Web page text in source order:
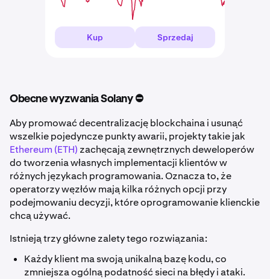
Kup Sprzedaj
Obecne wyzwania Solany ⛔️
Aby promować decentralizację blockchaina i usunąć
wszelkie pojedyncze punkty awarii, projekty takie jak
Ethereum (ETH) zachęcają zewnętrznych deweloperów
do tworzenia własnych implementacji klientów w
różnych językach programowania. Oznacza to, że
operatorzy węzłów mają kilka różnych opcji przy
podejmowaniu decyzji, które oprogramowanie klienckie
chcą używać.
Istnieją trzy główne zalety tego rozwiązania:
Każdy klient ma swoją unikalną bazę kodu, co
zmniejsza ogólną podatność sieci na błędy i ataki.